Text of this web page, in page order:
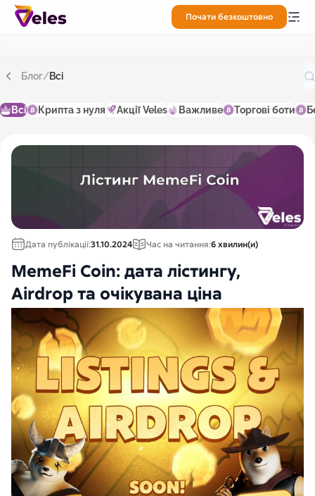
Почати безкоштовно
Блог/Всі
Всі Крипта з нуля Акції Veles Важливе Торгові боти
Дата публікації:31.10.2024 Час на читання:6 хвилин(и)
MemeFi Coin: дата лістингу,
Airdrop та очікувана ціна